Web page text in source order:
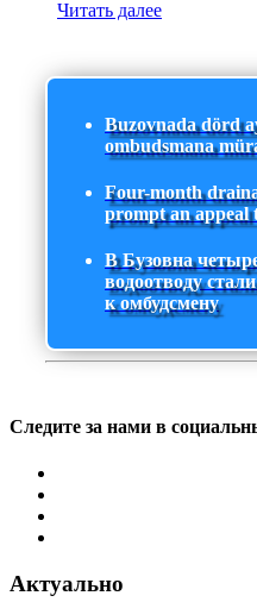
Читать далее
Buzovnada dörd
ombudsmana
Four-month
prompt an appeal
В Бузовна
водоотводу
к омбудсмену
Следите за нами в
Актуально